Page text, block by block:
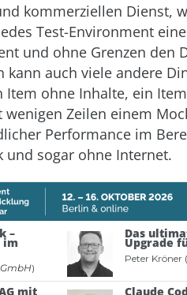
kommerziellen Dienst,
Test-Environment
und ohne Grenzen den
kann auch viele andere
Item ohne Inhalte, ein
Zeilen einem
Performance im
und sogar ohne Internet.